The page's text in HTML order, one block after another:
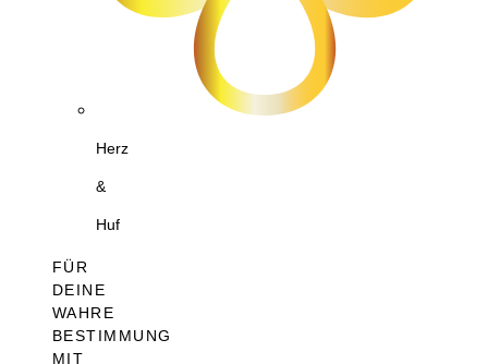
Herz
&
Huf
FÜR
DEINE
WAHRE
BESTIMMUNG
MIT